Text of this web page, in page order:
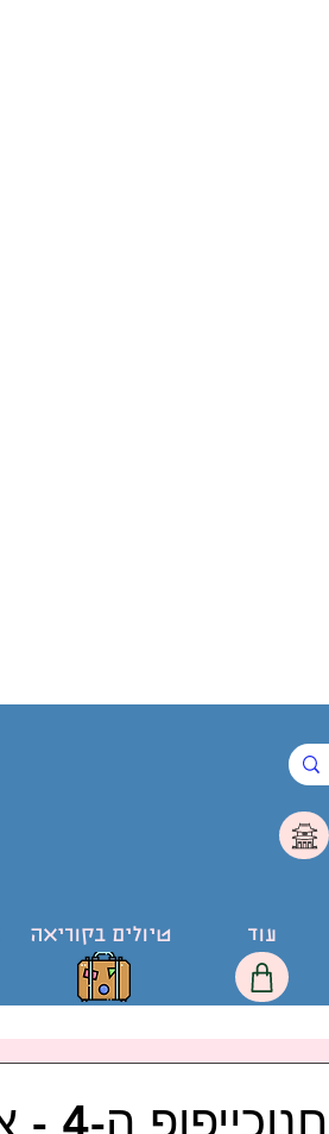
טיולים בקוריאה עוד
ה-4 - אירוע קייפופ בחנוכה